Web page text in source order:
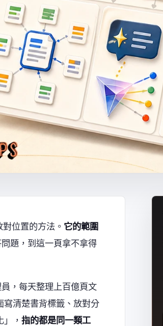
位置的方法。 它的範圍
題，到這一頁拿不拿得
，每天整理上百億頁文
寫清楚書背標籤、放對分
， 指的都是同一類工